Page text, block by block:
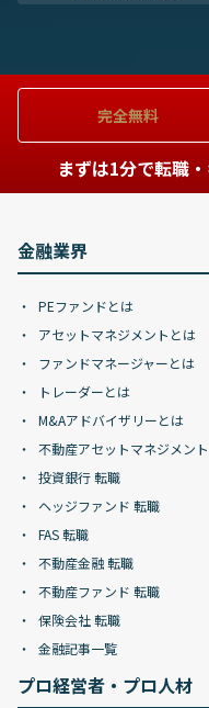
完全無料
まずは1分で転職
金融業界
PEファンドとは
アセットマネジメントとは
ファンドマネージャーとは
トレーダーとは
M&Aアドバイザリーとは
不動産アセットマネジメン
投資銀行 転職
ヘッジファンド 転職
FAS 転職
不動産金融 転職
不動産ファンド 転職
保険会社 転職
金融記事一覧
プロ経営者・プロ人材